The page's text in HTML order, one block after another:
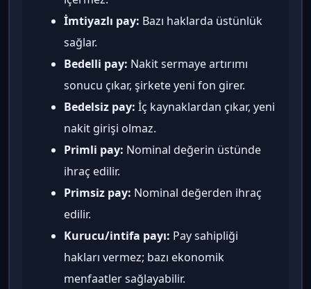
İmtiyazlı pay: Bazı haklarda üstünlük
sağlar.
Bedelli pay: Nakit sermaye artırımı
sonucu çıkar, şirkete yeni fon girer.
Bedelsiz pay: İç kaynaklardan çıkar, yeni
nakit girişi olmaz.
Primli pay: Nominal değerin üstünde
ihraç edilir.
Primsiz pay: Nominal değerden ihraç
edilir.
Kurucu/intifa payı: Pay sahipliği
hakları vermez; bazı ekonomik
menfaatler sağlayabilir.